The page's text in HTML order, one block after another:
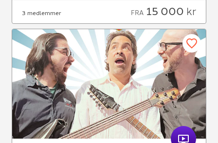
3 medlemmer FRA 15 000 kr